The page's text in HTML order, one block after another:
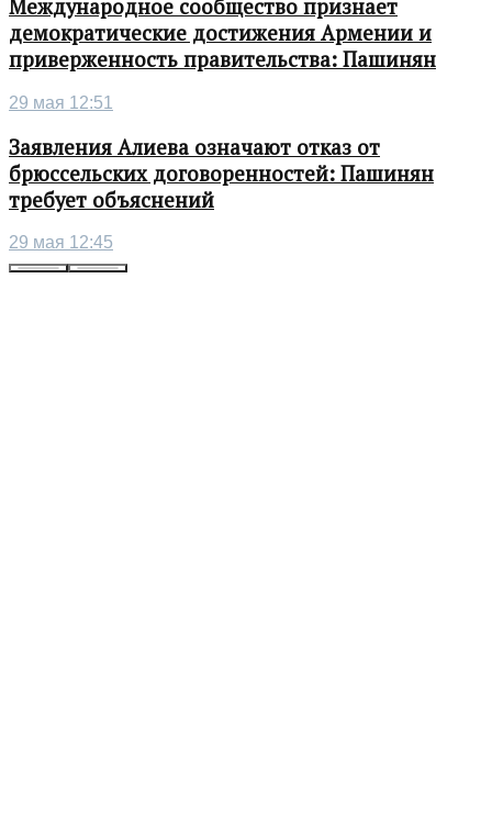
Международное сообщество признает
демократические достижения Армении и
приверженность правительства: Пашинян
29 мая 12:51
Заявления Алиева означают отказ от
брюссельских договоренностей: Пашинян
требует объяснений
29 мая 12:45